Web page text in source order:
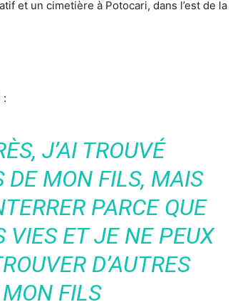
et un cimetière à Potocari, dans l’est de la
:
J’AI TROUVÉ
DE MON FILS, MAIS
PARCE QUE
VIES ET JE NE PEUX
D’AUTRES
FILS